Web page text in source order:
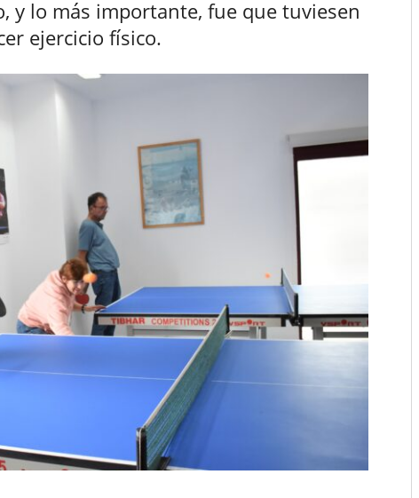
y lo más importante, fue que tuviesen
ejercicio físico.